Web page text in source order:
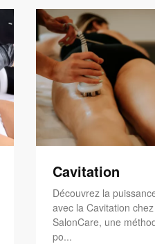
Cavitation
Découvrez la
avec la Cavitation
SalonCare, une
po...